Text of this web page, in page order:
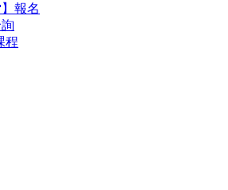
報名
程